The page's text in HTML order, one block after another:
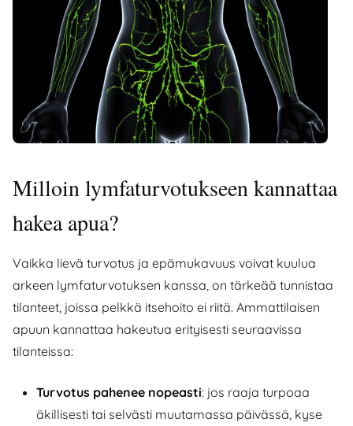
Milloin lymfaturvotukseen kannattaa
hakea apua?
Vaikka lievä turvotus ja epämukavuus voivat kuulua
arkeen lymfaturvotuksen kanssa, on tärkeää tunnistaa
tilanteet, joissa pelkkä itsehoito ei riitä. Ammattilaisen
apuun kannattaa hakeutua erityisesti seuraavissa
tilanteissa:
Turvotus pahenee nopeasti: jos raaja turpoaa
äkillisesti tai selvästi muutamassa päivässä, kyse